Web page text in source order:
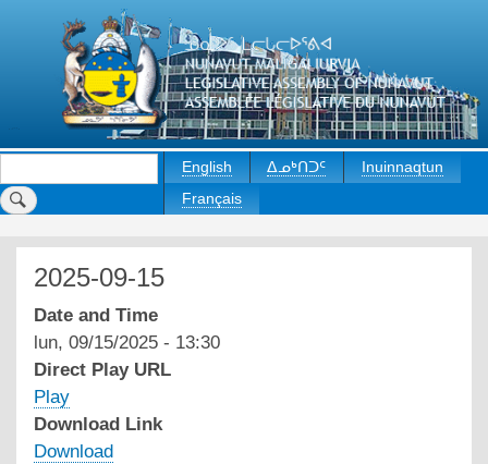
to
main
content
English ᐃᓄᒃᑎᑐᑦ
Inuinnaqtun
Français
2025-09-15
Date and Time
lun, 09/15/2025 - 13:30
Direct Play URL
Play
Download Link
Download